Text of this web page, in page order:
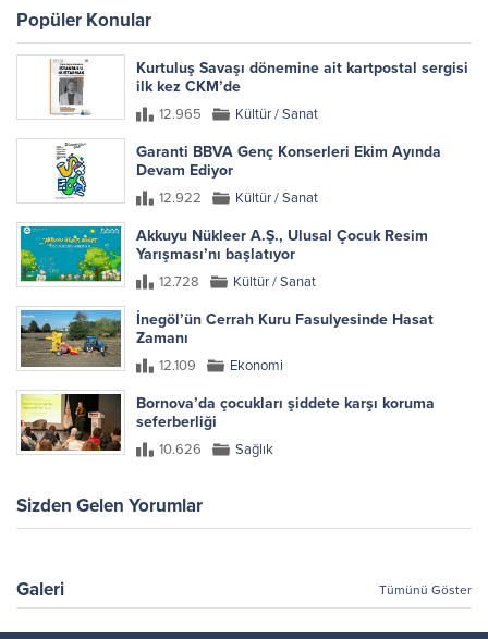
Popüler Konular
Kurtuluş Savaşı dönemine ait kartpostal sergisi
ilk kez CKM’de
12.965 Kültür / Sanat
Garanti BBVA Genç Konserleri Ekim Ayında
Devam Ediyor
12.922 Kültür / Sanat
Akkuyu Nükleer A.Ş., Ulusal Çocuk Resim
Yarışması’nı başlatıyor
12.728 Kültür / Sanat
İnegöl’ün Cerrah Kuru Fasulyesinde Hasat
Zamanı
12.109 Ekonomi
Bornova’da çocukları şiddete karşı koruma
seferberliği
10.626 Sağlık
Sizden Gelen Yorumlar
Galeri Tümünü Göster